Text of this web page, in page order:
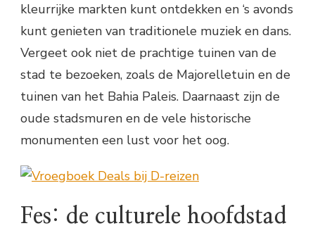
kleurrijke markten kunt ontdekken en ‘s avonds
kunt genieten van traditionele muziek en dans.
Vergeet ook niet de prachtige tuinen van de
stad te bezoeken, zoals de Majorelletuin en de
tuinen van het Bahia Paleis. Daarnaast zijn de
oude stadsmuren en de vele historische
monumenten een lust voor het oog.
Fes: de culturele hoofdstad